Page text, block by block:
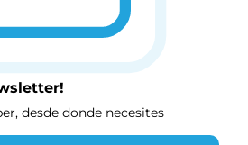
desde donde necesites